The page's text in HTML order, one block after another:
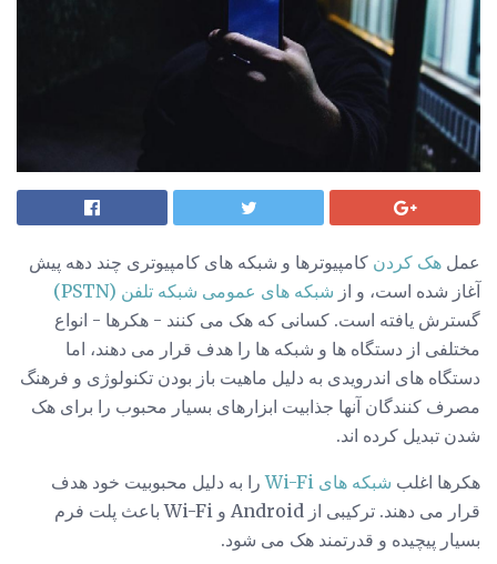
عمل هک کردن کامپیوترها و شبکه های کامپیوتری چند دهه پیش
آغاز شده است، و از شبکه های عمومی شبکه تلفن (PSTN)
گسترش یافته است. کسانی که هک می کنند - هکرها - انواع
مختلفی از دستگاه ها و شبکه ها را هدف قرار می دهند، اما
دستگاه های اندرویدی به دلیل ماهیت باز بودن تکنولوژی و فرهنگ
مصرف کنندگان آنها جذابیت ابزارهای بسیار محبوب را برای هک
شدن تبدیل کرده اند.
هکرها اغلب شبکه های Wi-Fi
را به دلیل محبوبیت خود هدف
قرار می دهند. ترکیبی از Android و Wi-Fi باعث پلت فرم
بسیار پیچیده و قدرتمند هک می شود.